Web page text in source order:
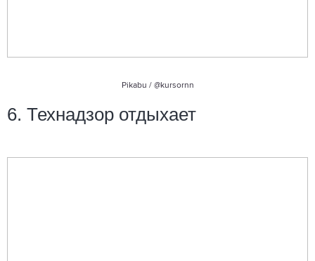
Pikabu / @kursornn
6. Технадзор отдыхает